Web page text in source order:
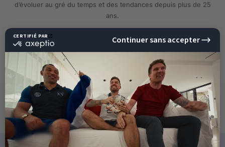
d’évoluer au gré du temps et des tendances depuis plus de 25
ans.
10%DE RÉDUCTION
SUR VOTRE PROCHAINE
COMMANDE !